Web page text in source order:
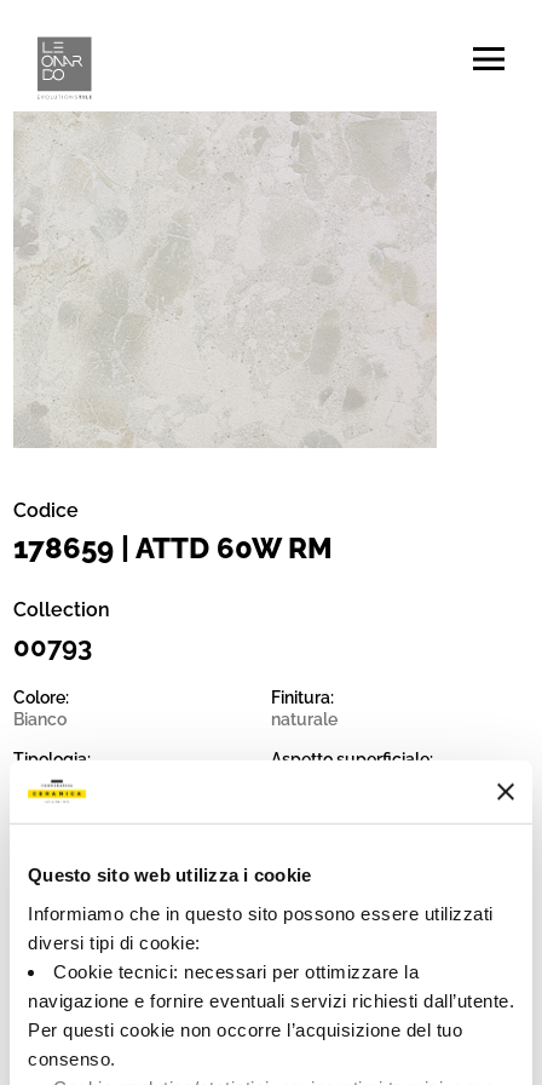
Questo sito web utilizza i cookie
Informiamo che in questo sito possono essere utilizzati
diversi tipi di cookie:
Cookie tecnici: necessari per ottimizzare la
navigazione e fornire eventuali servizi richiesti dall’utente.
Per questi cookie non occorre l’acquisizione del tuo
consenso.
Codice
178659 | ATTD 60W RM
Collection
00793
Colore:
Bianco
Tipologia:
Fondo
Formato:
Finitura:
naturale
Aspetto superficiale:
Stonalizzazione:
Unità di misura:
Share: